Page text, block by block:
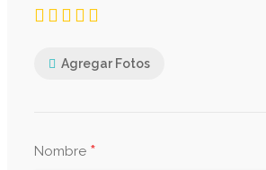
Agregar Fotos
Nombre *